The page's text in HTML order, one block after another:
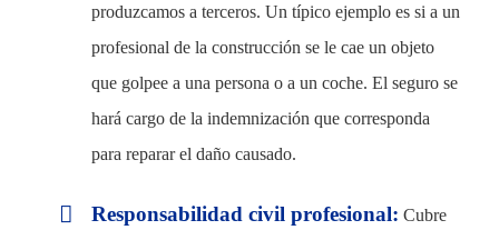
produzcamos a terceros. Un típico ejemplo es si a un
profesional de la construcción se le cae un objeto
que golpee a una persona o a un coche. El seguro se
hará cargo de la indemnización que corresponda
para reparar el daño causado.
Responsabilidad civil profesional: Cubre